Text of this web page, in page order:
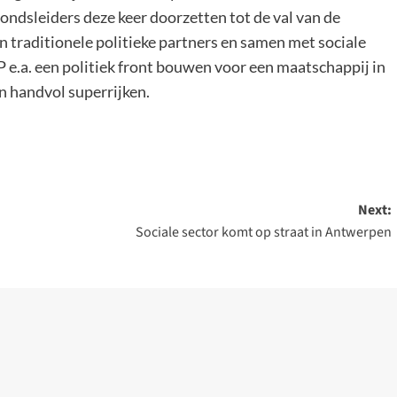
deze keer doorzetten tot de val van de
traditionele politieke partners en samen met sociale
e.a. een politiek front bouwen voor een maatschappij in
handvol superrijken.
Next:
Sociale sector komt op straat in Antwerpen